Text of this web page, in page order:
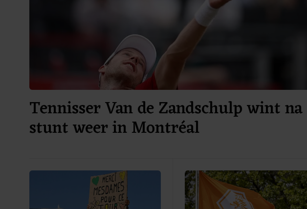
Tennisser Van de Zandschulp wint na
stunt weer in Montréal